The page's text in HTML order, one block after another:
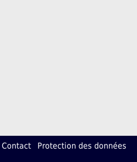
Contact Protection des données